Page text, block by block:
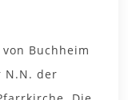
Buchheim
N.N. der